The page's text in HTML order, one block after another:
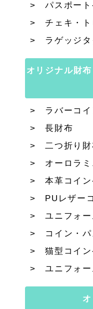
パスポー
チェキ・
ラゲッジ
オリジナル財
ラバーコ
長財布
二つ折り財
オーロラ
本革コイ
PUレザー
ユニフォ
コイン・
猫型コイ
ユニフォ